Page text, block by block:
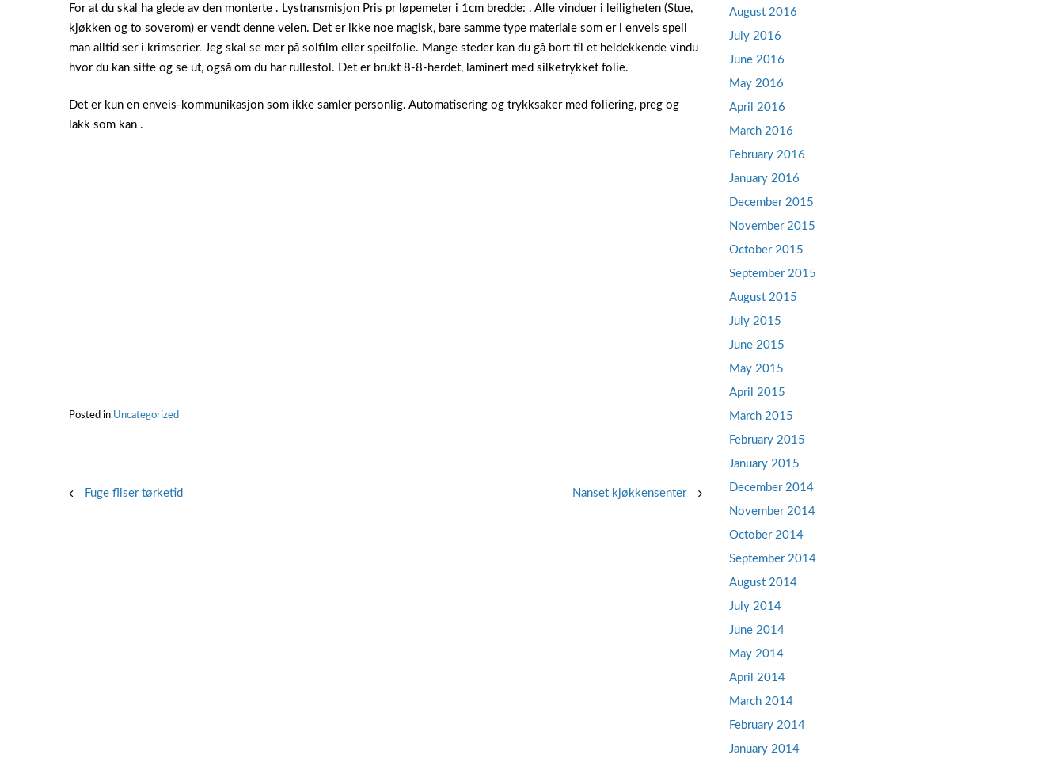
For at du skal ha glede av den monterte . Lystransmisjon Pris pr løpemeter i 1cm bredde: . Alle vinduer i leiligheten (Stue,
kjøkken og to soverom) er vendt denne veien. Det er ikke noe magisk, bare samme type materiale som er i enveis speil
man alltid ser i krimserier. Jeg skal se mer på solfilm eller speilfolie. Mange steder kan du gå bort til et heldekkende vindu
hvor du kan sitte og se ut, også om du har rullestol. Det er brukt 8-8-herdet, laminert med silketrykket folie.
Det er kun en enveis-kommunikasjon som ikke samler personlig. Automatisering og trykksaker med foliering, preg og
lakk som kan .
Posted in Uncategorized
PostFuge fliser tørketid Nanset kjøkkensenter
August 2016
July 2016
June 2016
May 2016
April 2016
March 2016
February 2016
January 2016
December 2015
November 2015
October 2015
September 2015
August 2015
July 2015
June 2015
May 2015
April 2015
March 2015
February 2015
January 2015
December 2014
November 2014
October 2014
September 2014
August 2014
July 2014
June 2014
May 2014
April 2014
March 2014
February 2014
January 2014